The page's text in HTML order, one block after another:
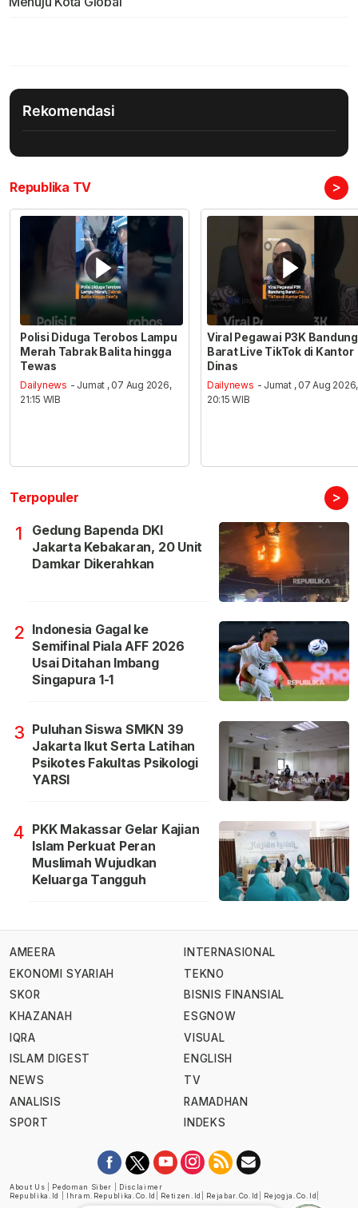
Rekomendasi
Republika TV >
Polisi Diduga Terobos Lampu
Merah Tabrak Balita hingga
Tewas
Dailynews - Jumat , 07 Aug 2026,
21:15 WIB
Viral Pegawai P3K Bandung
Barat Live TikTok di Kantor
Dinas
Dailynews - Jumat , 07 Aug 2026,
20:15 WIB
Terpopuler >
1
Gedung Bapenda DKI
Jakarta Kebakaran, 20 Unit
Damkar Dikerahkan
2 Indonesia Gagal ke
Semifinal Piala AFF 2026
Usai Ditahan Imbang
Singapura 1-1
3 Puluhan Siswa SMKN 39
Jakarta Ikut Serta Latihan
Psikotes Fakultas Psikologi
YARSI
4 PKK Makassar Gelar Kajian
Islam Perkuat Peran
Muslimah Wujudkan
Keluarga Tangguh
AMEERA
EKONOMI SYARIAH
SKOR
KHAZANAH
IQRA
ISLAM DIGEST
NEWS
ANALISIS
SPORT
INTERNASIONAL
TEKNO
BISNIS FINANSIAL
ESGNOW
VISUAL
ENGLISH
TV
RAMADHAN
INDEKS
About Us Pedoman Siber
Disclaimer
Republika.id
Ihram.republika.co.id Retizen.id Rejabar.co.id Rejogja.co.id